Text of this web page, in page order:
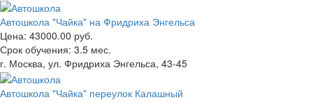
Автошкола "Чайка" на Фридриха Энгельса
Цена: 43000.00 руб.
Срок обучения: 3.5 мес.
г. Москва, ул. Фридриха Энгельса, 43-45
Автошкола "Чайка" переулок Калашный